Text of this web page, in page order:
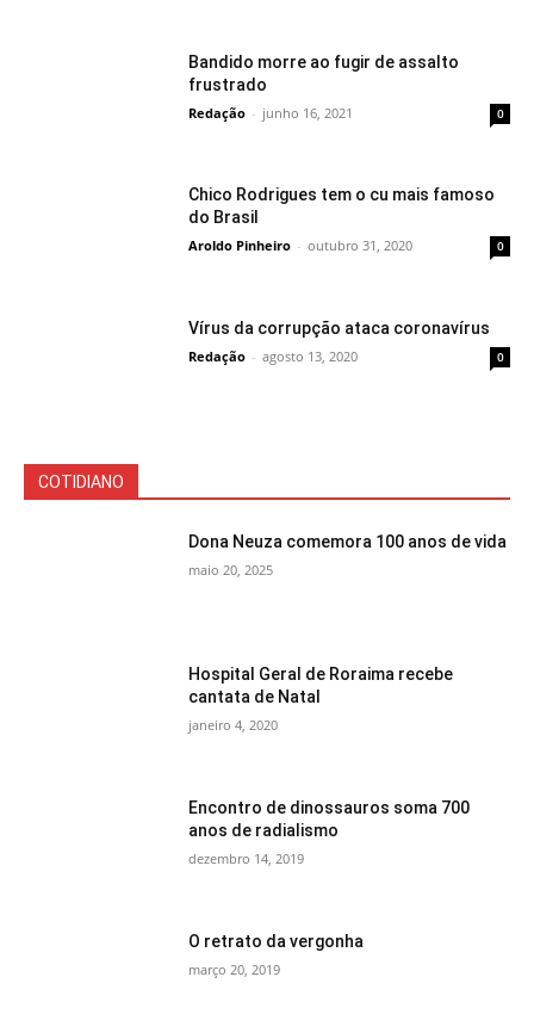
Bandido morre ao fugir de assalto
frustrado
Redação - junho 16, 2021 0
Chico Rodrigues tem o cu mais famoso
do Brasil
Aroldo Pinheiro - outubro 31, 2020 0
Vírus da corrupção ataca coronavírus
Redação - agosto 13, 2020 0
COTIDIANO
Dona Neuza comemora 100 anos de vida
maio 20, 2025
Hospital Geral de Roraima recebe
cantata de Natal
janeiro 4, 2020
Encontro de dinossauros soma 700
anos de radialismo
dezembro 14, 2019
O retrato da vergonha
março 20, 2019